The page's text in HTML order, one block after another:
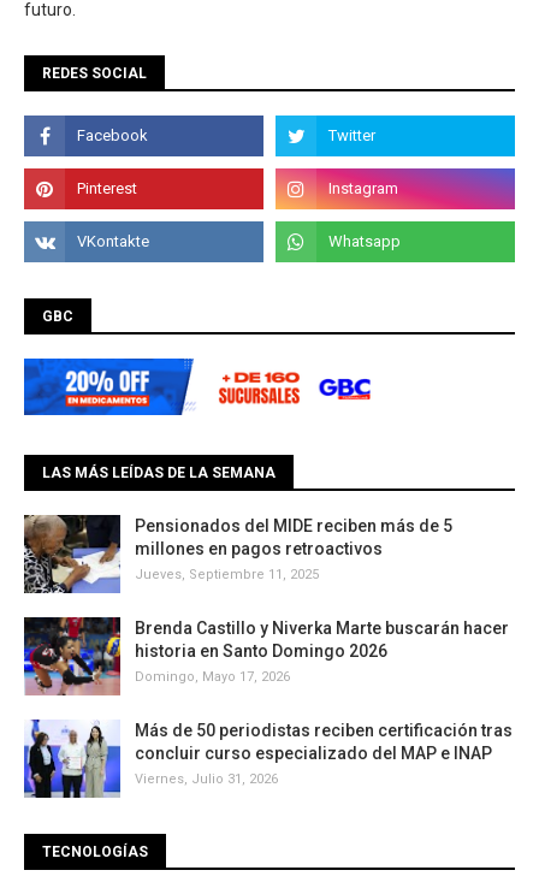
futuro.
REDES SOCIAL
GBC
LAS MÁS LEÍDAS DE LA SEMANA
Pensionados del MIDE reciben más de 5
millones en pagos retroactivos
Jueves, Septiembre 11, 2025
Brenda Castillo y Niverka Marte buscarán hacer
historia en Santo Domingo 2026
Domingo, Mayo 17, 2026
Más de 50 periodistas reciben certificación tras
concluir curso especializado del MAP e INAP
Viernes, Julio 31, 2026
TECNOLOGÍAS